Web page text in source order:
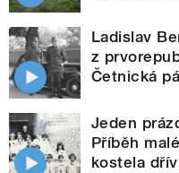
Ladislav
z
Četnická
Jeden
Příběh
kostela